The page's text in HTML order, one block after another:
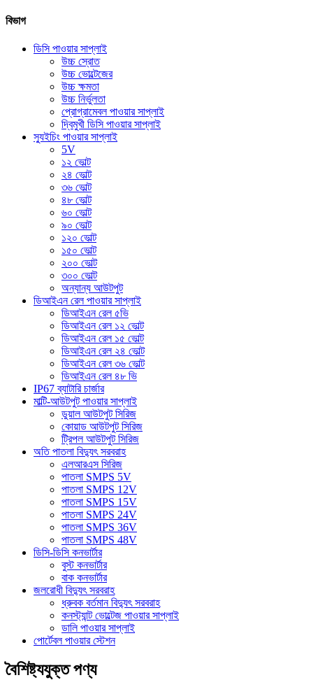
বিভাগ
ডিসি পাওয়ার সাপ্লাই
উচ্চ স্রোত
উচ্চ ভোল্টেজের
উচ্চ ক্ষমতা
উচ্চ নির্ভুলতা
প্রোগ্রামেবল পাওয়ার সাপ্লাই
দ্বিমুখী ডিসি পাওয়ার সাপ্লাই
স্যুইচিং পাওয়ার সাপ্লাই
5V
১২ ভোল্ট
২৪ ভোল্ট
৩৬ ভোল্ট
৪৮ ভোল্ট
৬০ ভোল্ট
৯০ ভোল্ট
১২০ ভোল্ট
১৫০ ভোল্ট
২০০ ভোল্ট
৩০০ ভোল্ট
অন্যান্য আউটপুট
ডিআইএন রেল পাওয়ার সাপ্লাই
ডিআইএন রেল ৫ভি
ডিআইএন রেল ১২ ভোল্ট
ডিআইএন রেল ১৫ ভোল্ট
ডিআইএন রেল ২৪ ভোল্ট
ডিআইএন রেল ৩৬ ভোল্ট
ডিআইএন রেল ৪৮ ভি
IP67 ব্যাটারি চার্জার
মাল্টি-আউটপুট পাওয়ার সাপ্লাই
ডুয়াল আউটপুট সিরিজ
কোয়াড আউটপুট সিরিজ
ট্রিপল আউটপুট সিরিজ
অতি পাতলা বিদ্যুৎ সরবরাহ
এলআরএস সিরিজ
পাতলা SMPS 5V
পাতলা SMPS 12V
পাতলা SMPS 15V
পাতলা SMPS 24V
পাতলা SMPS 36V
পাতলা SMPS 48V
ডিসি-ডিসি কনভার্টার
বুস্ট কনভার্টার
বাক কনভার্টার
জলরোধী বিদ্যুৎ সরবরাহ
ধ্রুবক বর্তমান বিদ্যুৎ সরবরাহ
কনস্ট্যান্ট ভোল্টেজ পাওয়ার সাপ্লাই
ডালি পাওয়ার সাপ্লাই
পোর্টেবল পাওয়ার স্টেশন
বৈশিষ্ট্যযুক্ত পণ্য